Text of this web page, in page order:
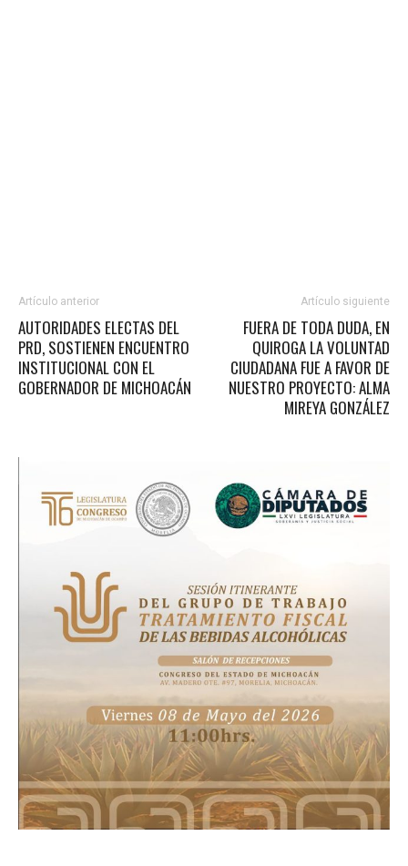
Artículo anterior
AUTORIDADES ELECTAS DEL
PRD, SOSTIENEN ENCUENTRO
INSTITUCIONAL CON EL
GOBERNADOR DE MICHOACÁN
Artículo siguiente
FUERA DE TODA DUDA, EN
QUIROGA LA VOLUNTAD
CIUDADANA FUE A FAVOR DE
NUESTRO PROYECTO: ALMA
MIREYA GONZÁLEZ